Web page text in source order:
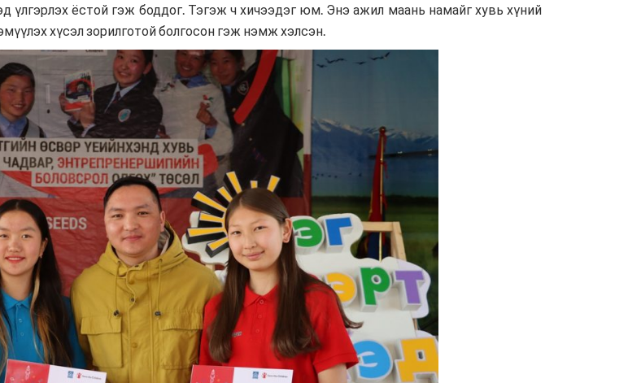
үлгэрлэх ёстой гэж боддог. Тэгэж ч хичээдэг юм. Энэ ажил маань намайг хувь хүний
хүсэл зорилготой болгосон гэж нэмж хэлсэн.